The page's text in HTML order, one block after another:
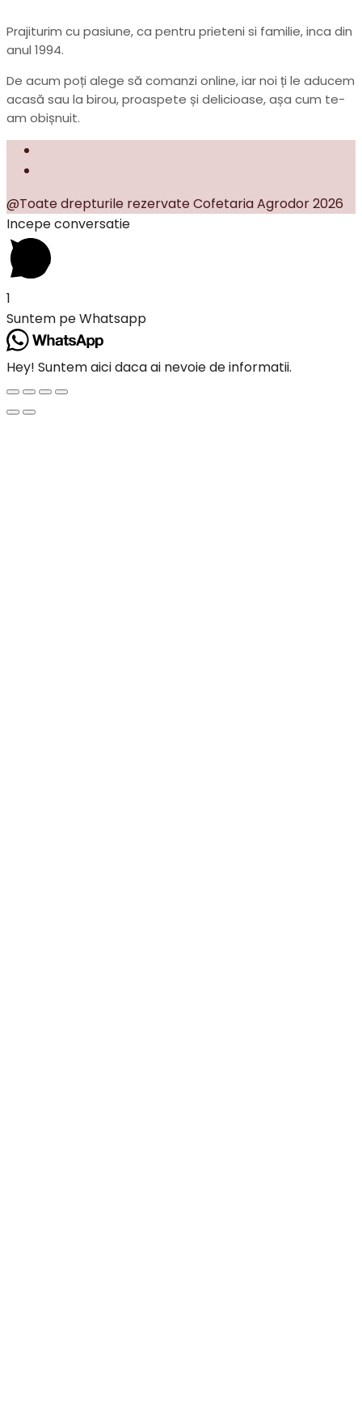
Prajiturim cu pasiune, ca pentru prieteni si familie, inca din
anul 1994.
De acum poți alege să comanzi online, iar noi ți le aducem
acasă sau la birou, proaspete și delicioase, așa cum te-
am obișnuit.
@Toate drepturile rezervate Cofetaria Agrodor 2026
Incepe conversatie
1
Suntem pe Whatsapp
Hey! Suntem aici daca ai nevoie de informatii.